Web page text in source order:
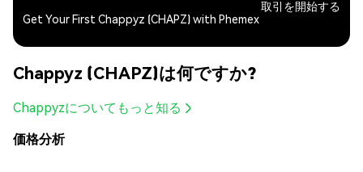
Get Your First Chappyz (CHAPZ) with Phemex
取引を開始する
Chappyz (CHAPZ)は何ですか?
Chappyzについてもっと知る
価格分析